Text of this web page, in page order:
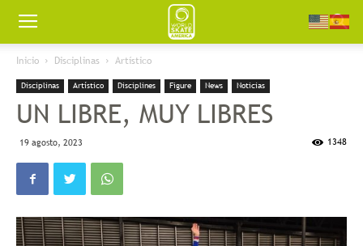
Worldskate
America
Inicio Disciplinas Artístico
Disciplinas Artístico Disciplines Figure News Noticias
UN LIBRE, MUY LIBRES
19 agosto, 2023 1348